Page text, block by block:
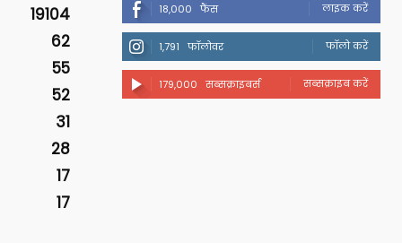
19104
62
55
52
31
28
17
17
18,000 फैंस लाइक करें
1,791 फॉलोवर फॉलो करें
179,000 सब्सक्राइबर्स सब्सक्राइब करें